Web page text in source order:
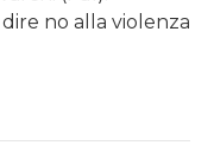
no alla violenza